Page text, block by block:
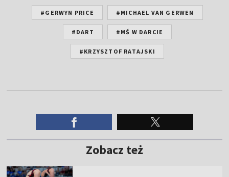
#GERWYN PRICE #MICHAEL VAN GERWEN
#DART #MŚ W DARCIE
#KRZYSZTOF RATAJSKI
Zobacz też